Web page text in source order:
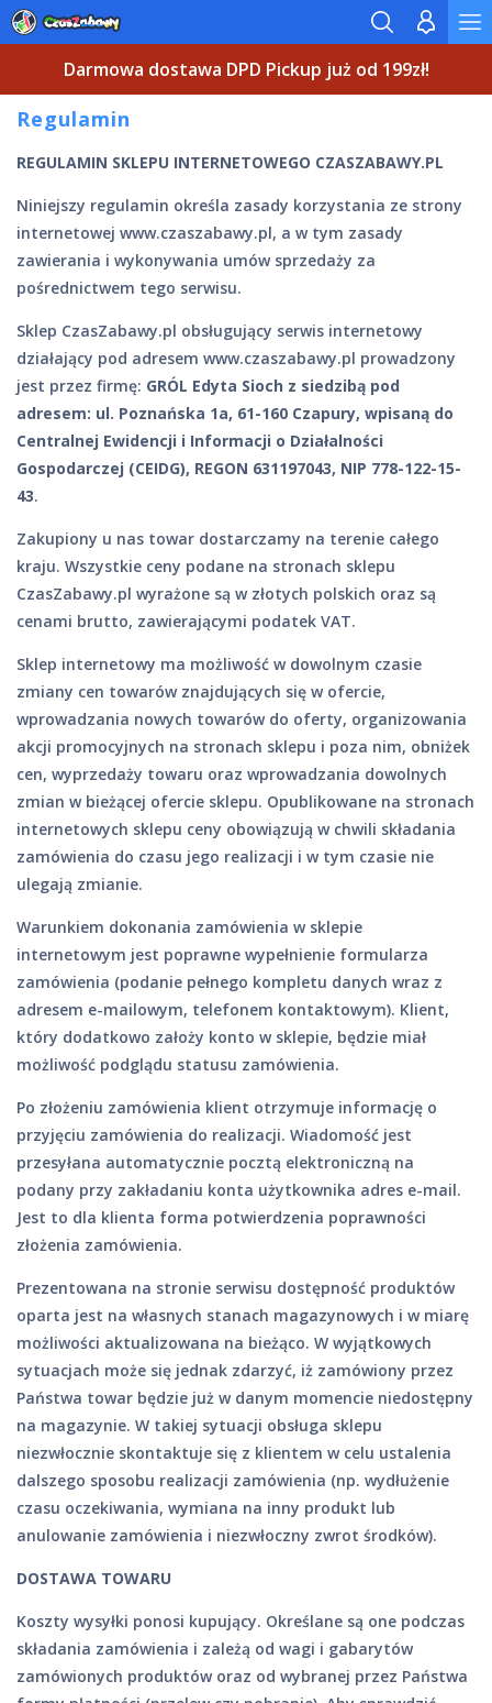
Darmowa dostawa DPD Pickup już od 199zł!
Regulamin
REGULAMIN SKLEPU INTERNETOWEGO CZASZABAWY.PL
Niniejszy regulamin określa zasady korzystania ze strony
internetowej www.czaszabawy.pl, a w tym zasady
zawierania i wykonywania umów sprzedaży za
pośrednictwem tego serwisu.
Sklep CzasZabawy.pl obsługujący serwis internetowy
działający pod adresem www.czaszabawy.pl prowadzony
jest przez firmę: GRÓL Edyta Sioch z siedzibą pod
adresem: ul. Poznańska 1a, 61-160 Czapury, wpisaną do
Centralnej Ewidencji i Informacji o Działalności
Gospodarczej (CEIDG), REGON 631197043, NIP 778-122-15-
43.
Zakupiony u nas towar dostarczamy na terenie całego
kraju. Wszystkie ceny podane na stronach sklepu
CzasZabawy.pl wyrażone są w złotych polskich oraz są
cenami brutto, zawierającymi podatek VAT.
Sklep internetowy ma możliwość w dowolnym czasie
zmiany cen towarów znajdujących się w ofercie,
wprowadzania nowych towarów do oferty, organizowania
akcji promocyjnych na stronach sklepu i poza nim, obniżek
cen, wyprzedaży towaru oraz wprowadzania dowolnych
zmian w bieżącej ofercie sklepu. Opublikowane na stronach
internetowych sklepu ceny obowiązują w chwili składania
zamówienia do czasu jego realizacji i w tym czasie nie
ulegają zmianie.
Warunkiem dokonania zamówienia w sklepie
internetowym jest poprawne wypełnienie formularza
zamówienia (podanie pełnego kompletu danych wraz z
adresem e-mailowym, telefonem kontaktowym). Klient,
który dodatkowo założy konto w sklepie, będzie miał
możliwość podglądu statusu zamówienia.
Po złożeniu zamówienia klient otrzymuje informację o
przyjęciu zamówienia do realizacji. Wiadomość jest
przesyłana automatycznie pocztą elektroniczną na
podany przy zakładaniu konta użytkownika adres e-mail.
Jest to dla klienta forma potwierdzenia poprawności
złożenia zamówienia.
Prezentowana na stronie serwisu dostępność produktów
oparta jest na własnych stanach magazynowych i w miarę
możliwości aktualizowana na bieżąco. W wyjątkowych
sytuacjach może się jednak zdarzyć, iż zamówiony przez
Państwa towar będzie już w danym momencie niedostępny
na magazynie. W takiej sytuacji obsługa sklepu
niezwłocznie skontaktuje się z klientem w celu ustalenia
dalszego sposobu realizacji zamówienia (np. wydłużenie
czasu oczekiwania, wymiana na inny produkt lub
anulowanie zamówienia i niezwłoczny zwrot środków).
DOSTAWA TOWARU
Koszty wysyłki ponosi kupujący. Określane są one podczas
składania zamówienia i zależą od wagi i gabarytów
zamówionych produktów oraz od wybranej przez Państwa